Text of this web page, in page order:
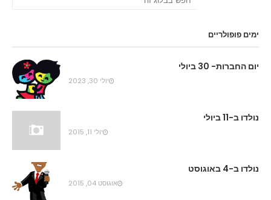
ימים פופולריים
יום החברות- 30 ביולי
יולי 30, 2023
נולדו ב-11 ביולי
יולי 11, 2015
נולדו ב-4 באוגוסט
אוגוסט 04, 2015